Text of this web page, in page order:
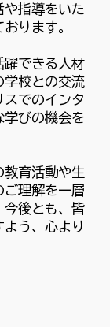
指導をいた
ります。
できる人材
学校との交流
でのインタ
学びの機会を
育活動や生
ご理解を一層
今後とも、皆
う、心より